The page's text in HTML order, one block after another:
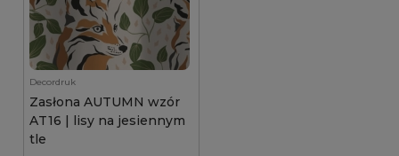
Decordruk
Zasłona AUTUMN wzór
AT16 | lisy na jesiennym
tle